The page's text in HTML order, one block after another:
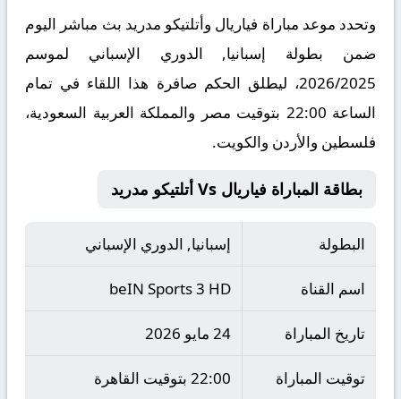
وتحدد موعد مباراة فياريال وأتلتيكو مدريد بث مباشر اليوم
ضمن بطولة إسبانيا, الدوري الإسباني لموسم
2026/2025، ليطلق الحكم صافرة هذا اللقاء في تمام
الساعة 22:00 بتوقيت مصر والمملكة العربية السعودية،
فلسطين والأردن والكويت.
بطاقة المباراة فياريال Vs أتلتيكو مدريد
البطولة إسبانيا, الدوري الإسباني
اسم القناة beIN Sports 3 HD
تاريخ المباراة 24 مايو 2026
توقيت المباراة 22:00 بتوقيت القاهرة